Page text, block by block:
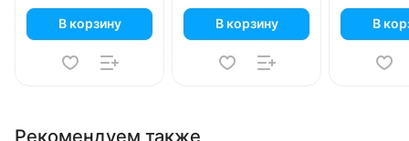
В корзину В корзину В
Рекомендуем также